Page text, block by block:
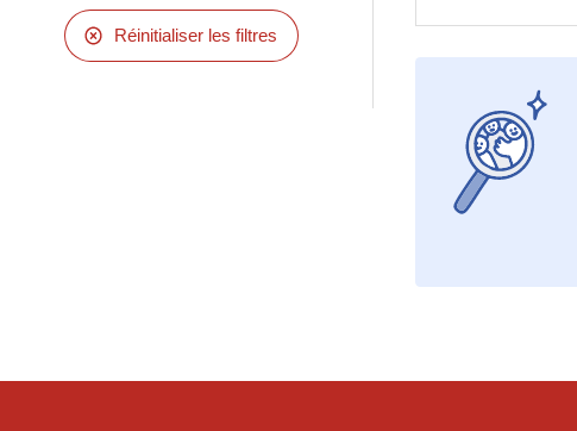
Réinitialiser les filtres